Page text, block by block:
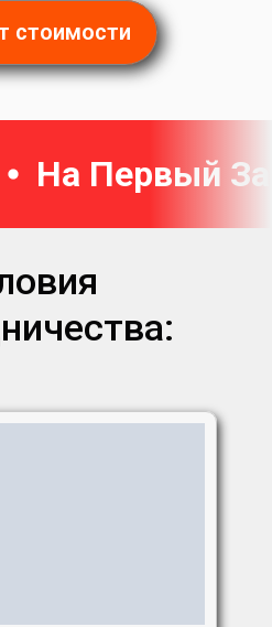
стоимости
На Первый